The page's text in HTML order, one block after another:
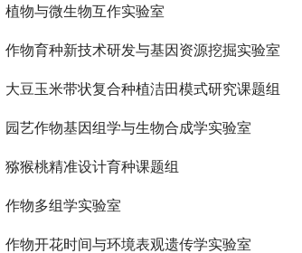
植物与微生物互作实验室
作物育种新技术研发与基因资源挖掘实验室
大豆玉米带状复合种植洁田模式研究课题组
园艺作物基因组学与生物合成学实验室
猕猴桃精准设计育种课题组
作物多组学实验室
作物开花时间与环境表观遗传学实验室